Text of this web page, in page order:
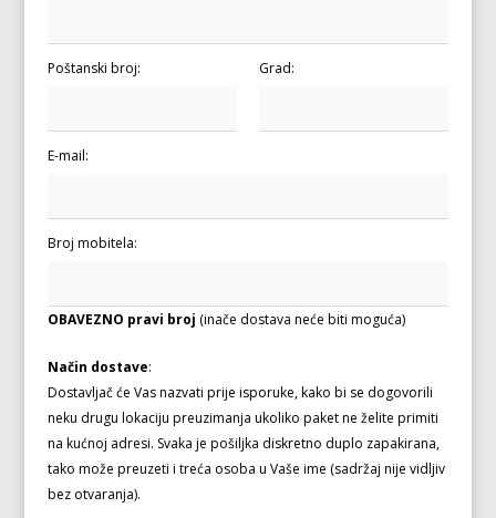
Poštanski broj: Grad:
E-mail:
Broj mobitela:
OBAVEZNO pravi broj (inače dostava neće biti moguća)
Način dostave:
Dostavljač će Vas nazvati prije isporuke, kako bi se dogovorili
neku drugu lokaciju preuzimanja ukoliko paket ne želite primiti
na kućnoj adresi. Svaka je pošiljka diskretno duplo zapakirana,
tako može preuzeti i treća osoba u Vaše ime (sadržaj nije vidljiv
bez otvaranja).